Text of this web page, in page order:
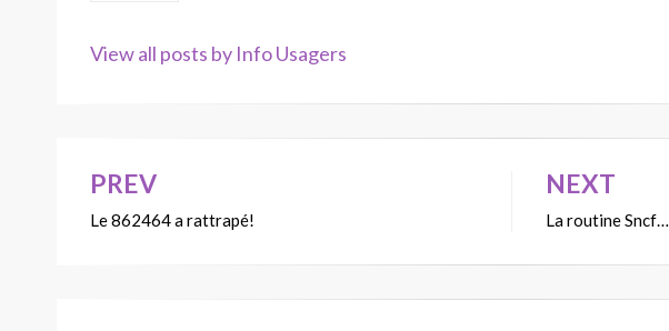
View all posts by Info Usagers
Navigation
de
PREV
Le 862464 a rattrapé!
NEXT
La routine Sncf…